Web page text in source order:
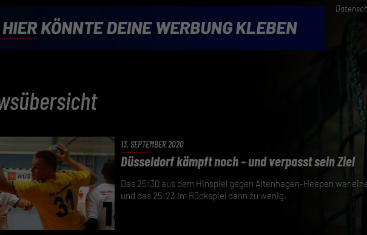
13. SEPTEMBER 2020
Düsseldorf kämpft noch – und verpasst sein Ziel
Das 25:30 aus dem Hinspiel gegen Altenhagen-Heepen war
und das 25:23 im Rückspiel dann zu wenig.